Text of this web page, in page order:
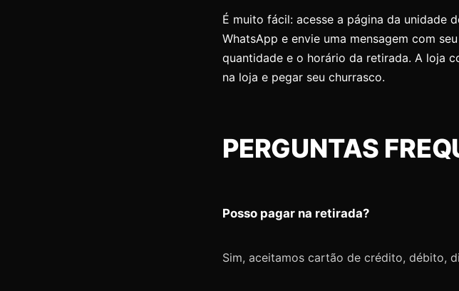
É muito fácil: acesse a página da unidade
WhatsApp e envie uma mensagem com
quantidade e o horário da retirada. A loja
na loja e pegar seu churrasco.
PERGUNTAS
Posso pagar na retirada?
Sim, aceitamos cartão de crédito, débito,